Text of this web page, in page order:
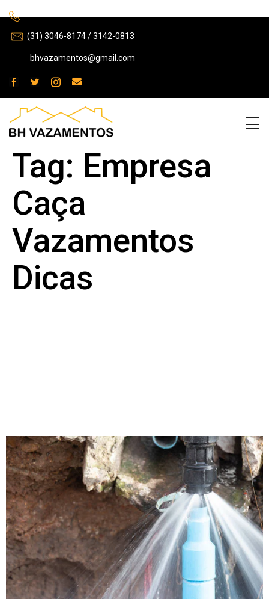
:
(31) 3046-8174 / 3142-0813
bhvazamentos@gmail.com
Tag: Empresa
Caça
Vazamentos
Dicas